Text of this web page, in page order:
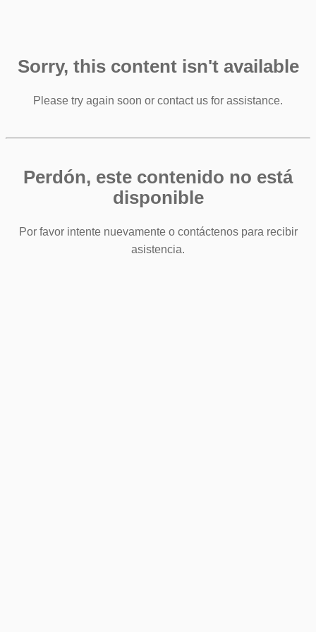
Sorry, this content isn't available
Please try again soon or contact us for assistance.
Perdón, este contenido no está
disponible
Por favor intente nuevamente o contáctenos para recibir
asistencia.